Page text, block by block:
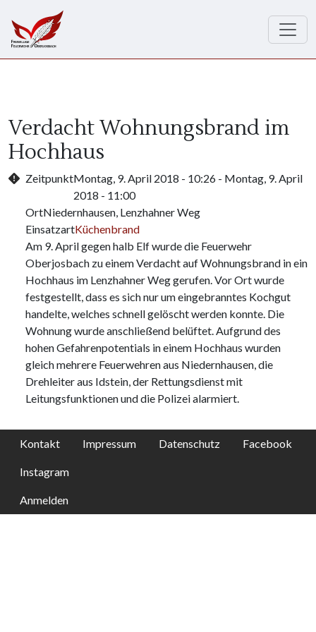
Verdacht Wohnungsbrand im
Hochhaus
ZeitpunktMontag, 9. April 2018 - 10:26 - Montag, 9. April
2018 - 11:00
OrtNiedernhausen, Lenzhahner Weg
EinsatzartKüchenbrand
Am 9. April gegen halb Elf wurde die Feuerwehr
Oberjosbach zu einem Verdacht auf Wohnungsbrand in ein
Hochhaus im Lenzhahner Weg gerufen. Vor Ort wurde
festgestellt, dass es sich nur um eingebranntes Kochgut
handelte, welches schnell gelöscht werden konnte. Die
Wohnung wurde anschließend belüftet. Aufgrund des
hohen Gefahrenpotentials in einem Hochhaus wurden
gleich mehrere Feuerwehren aus Niedernhausen, die
Drehleiter aus Idstein, der Rettungsdienst mit
Leitungsfunktionen und die Polizei alarmiert.
Kontakt Impressum Datenschutz Facebook
Instagram
Anmelden